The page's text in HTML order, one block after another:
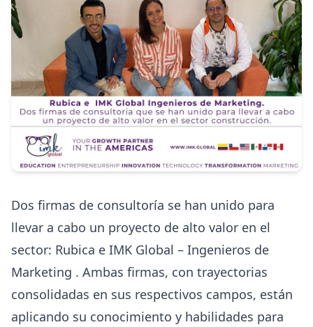
Dos firmas de consultoría se han unido para
llevar a cabo un proyecto de alto valor en el
sector: Rubica e IMK Global – Ingenieros de
Marketing . Ambas firmas, con trayectorias
consolidadas en sus respectivos campos, están
aplicando su conocimiento y habilidades para